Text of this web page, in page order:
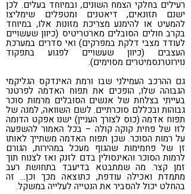
רעילים בחלקי הצמח השונים, ובמיוחד בעלים. לכן
ישנם תזונאים, דיאטנים ומטפלים שימליצו
להמעיט או להימנע מצריכת מזונות אלו, במיוחד
בקרב חולים הסובלים מארטריטיס (כיוון שעשויים
לעודד מצבי דלקת במפרקים) ואי סדרים במערכת
העצבים (כיוון שעשויים לפגוע בתפקוד
נוירוטרנסמיטרים מסוימים).
גם ההרכב העמילני שבו ורמת האינדקס הגליקמי
הגבוהה שלו, הופכים את תפוח האדמה לפרטנר
בעייתי בצלחת של אנשים הסובלים מרמות סוכר
גבוהות ובכללם סוכרתיים. לשם השוואה, למנה של
תפוח אדמה (כוס לצורך העניין) ישנו אפקט הדומה
לזו של פחית קוקה קולה – בכל האמור להשפעה
על רמות הסוכר. שכן תפוח האדמה משתייך לאותו
זן של פחמימות שהגוף מעכל במהירות, הגורם
לרמות הסוכר והאינסולין בדם לזנק ואז לצנוח תוך
זמן קצר. מה שמתבטא בדיעבד בתחושת רעב
מתמדת ואכילה עודפת, כתוצאה מכך וכן… זה
בהחלט יכול להסביר את הנטייה לעלייה במשקל.